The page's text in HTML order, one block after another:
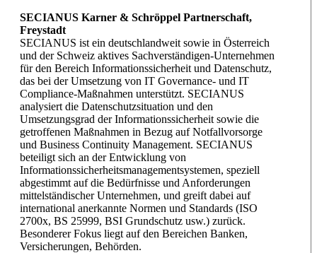
SECIANUS Karner & Schröppel Partnerschaft,
Freystadt
SECIANUS ist ein deutschlandweit sowie in Österreich
und der Schweiz aktives Sachverständigen-Unternehmen
für den Bereich Informationssicherheit und Datenschutz,
das bei der Umsetzung von IT Governance- und IT
Compliance-Maßnahmen unterstützt. SECIANUS
analysiert die Datenschutzsituation und den
Umsetzungsgrad der Informationssicherheit sowie die
getroffenen Maßnahmen in Bezug auf Notfallvorsorge
und Business Continuity Management. SECIANUS
beteiligt sich an der Entwicklung von
Informationssicherheitsmanagementsystemen, speziell
abgestimmt auf die Bedürfnisse und Anforderungen
mittelständischer Unternehmen, und greift dabei auf
international anerkannte Normen und Standards (ISO
2700x, BS 25999, BSI Grundschutz usw.) zurück.
Besonderer Fokus liegt auf den Bereichen Banken,
Versicherungen, Behörden.